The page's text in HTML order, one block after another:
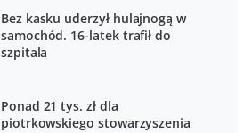
Bez kasku uderzył hulajnogą w
samochód. 16-latek trafił do
szpitala
Ponad 21 tys. zł dla
piotrkowskiego stowarzyszenia